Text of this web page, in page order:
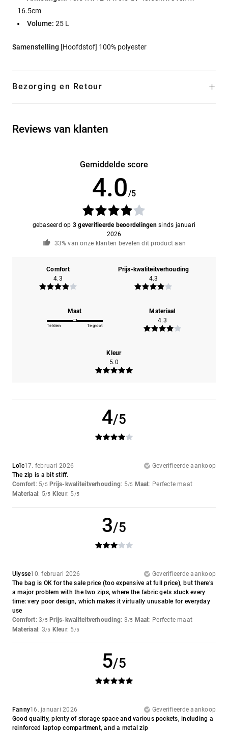
16.5cm
Volume: 25 L
Samenstelling [Hoofdstof] 100% polyester
Bezorging en Retour
Reviews van klanten
Gemiddelde score
4.0/5
gebaseerd op 3 geverifieerde beoordelingensinds januari
2026
33% van onze klanten bevelen dit product aan
Comfort
4.3
Prijs-kwaliteitverhouding
4.3
Maat
Te klein Te groot
Materiaal
4.3
Kleur
5.0
4/5
Loïc17. februari 2026
Geverifieerde aankoop
The zip is a bit stiff.
Comfort: 5/5 Prijs-kwaliteitverhouding: 5/5 Maat: Perfecte maat
Materiaal : 5/5 Kleur: 5/5
3/5
Ulysse10. februari 2026
Geverifieerde aankoop
The bag is OK for the sale price (too expensive at full price), but there’s
a major problem with the two zips, where the fabric gets stuck every
time: very poor design, which makes it virtually unusable for everyday
use
Comfort: 3/5 Prijs-kwaliteitverhouding: 3/5 Maat: Perfecte maat
Materiaal : 3/5 Kleur: 5/5
5/5
Fanny16. januari 2026
Geverifieerde aankoop
Good quality, plenty of storage space and various pockets, including a
reinforced laptop compartment, and a metal zip